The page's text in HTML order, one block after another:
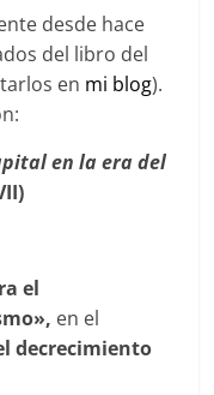
desde hace
del libro del
en mi blog).
en la era del
el
en el
decrecimiento